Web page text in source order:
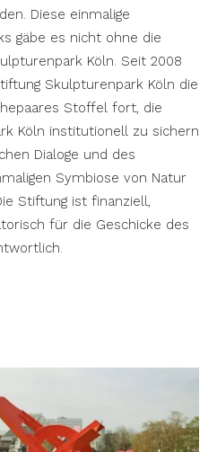
Diese einmalige
gäbe es nicht ohne die
Köln. Seit 2008
Skulpturenpark Köln die
Stoffel fort, die
Köln institutionell zu sichern
Dialoge und des
Symbiose von Natur
Stiftung ist finanziell,
für die Geschicke des